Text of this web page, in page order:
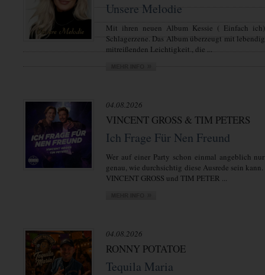
Unsere Melodie
Mit ihren neuen Album Kessie ( Einfach
Schlagerzene. Das Album überzeugt mit
mitreißenden Leichtigkeit., die ...
04.08.2026
VINCENT GROSS & TIM PETERS
Ich Frage Für Nen Freund
Wer auf einer Party schon einmal angeblich
genau, wie durchsichtig diese Ausrede sein
VINCENT GROSS und TIM PETER ...
04.08.2026
RONNY POTATOE
Tequila Maria